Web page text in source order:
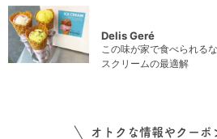
Delis Geré
この味が家で食べられる
スクリームの最適解
オトクな情報やクーポ